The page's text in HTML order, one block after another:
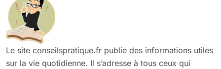
Le site conseilspratique.fr publie des informations utiles
sur la vie quotidienne. Il s’adresse à tous ceux qui